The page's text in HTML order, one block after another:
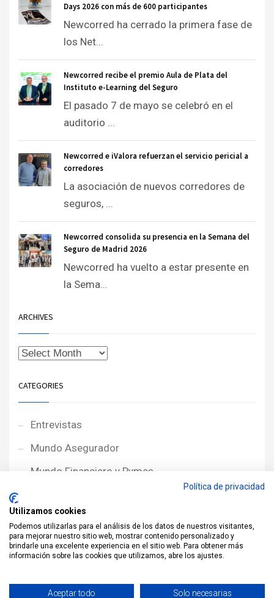
Days 2026 con más de 600 participantes
Newcorred ha cerrado la primera fase de
los Net...
Newcorred recibe el premio Aula de Plata del
Instituto e-Learning del Seguro
El pasado 7 de mayo se celebró en el
auditorio ...
Newcorred e iValora refuerzan el servicio pericial a
corredores
La asociación de nuevos corredores de
seguros, ...
Newcorred consolida su presencia en la Semana del
Seguro de Madrid 2026
Newcorred ha vuelto a estar presente en
la Sema...
ARCHIVES
CATEGORIES
Entrevistas
Mundo Asegurador
Mundo Financiero y Pymes
Noticias NewcorRED
Protagonistas
Sin categoría
Política de privacidad
Utilizamos cookies
Podemos utilizarlas para el análisis de los datos de nuestros visitantes,
para mejorar nuestro sitio web, mostrar contenido personalizado y
brindarle una excelente experiencia en el sitio web. Para obtener más
información sobre las cookies que utilizamos, abre los ajustes.
Aceptar todo Solo necesarias